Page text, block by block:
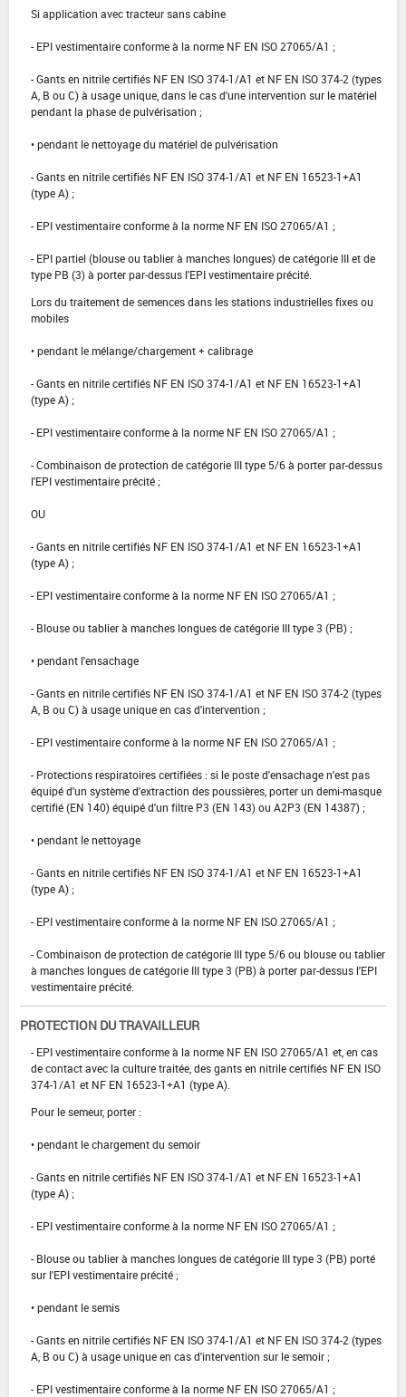
Si application avec tracteur sans cabine
- EPI vestimentaire conforme à la norme NF EN ISO 27065/A1 ;
- Gants en nitrile certifiés NF EN ISO 374-1/A1 et NF EN ISO 374-2 (types
A, B ou C) à usage unique, dans le cas d'une intervention sur le matériel
pendant la phase de pulvérisation ;
• pendant le nettoyage du matériel de pulvérisation
- Gants en nitrile certifiés NF EN ISO 374-1/A1 et NF EN 16523-1+A1
(type A) ;
- EPI vestimentaire conforme à la norme NF EN ISO 27065/A1 ;
- EPI partiel (blouse ou tablier à manches longues) de catégorie III et de
type PB (3) à porter par-dessus l'EPI vestimentaire précité.
Lors du traitement de semences dans les stations industrielles fixes ou
mobiles
• pendant le mélange/chargement + calibrage
- Gants en nitrile certifiés NF EN ISO 374-1/A1 et NF EN 16523-1+A1
(type A) ;
- EPI vestimentaire conforme à la norme NF EN ISO 27065/A1 ;
- Combinaison de protection de catégorie III type 5/6 à porter par-dessus
l'EPI vestimentaire précité ;
OU
- Gants en nitrile certifiés NF EN ISO 374-1/A1 et NF EN 16523-1+A1
(type A) ;
- EPI vestimentaire conforme à la norme NF EN ISO 27065/A1 ;
- Blouse ou tablier à manches longues de catégorie III type 3 (PB) ;
• pendant l'ensachage
- Gants en nitrile certifiés NF EN ISO 374-1/A1 et NF EN ISO 374-2 (types
A, B ou C) à usage unique en cas d'intervention ;
- EPI vestimentaire conforme à la norme NF EN ISO 27065/A1 ;
- Protections respiratoires certifiées : si le poste d'ensachage n'est pas
équipé d'un système d'extraction des poussières, porter un demi-masque
certifié (EN 140) équipé d'un filtre P3 (EN 143) ou A2P3 (EN 14387) ;
• pendant le nettoyage
- Gants en nitrile certifiés NF EN ISO 374-1/A1 et NF EN 16523-1+A1
(type A) ;
- EPI vestimentaire conforme à la norme NF EN ISO 27065/A1 ;
- Combinaison de protection de catégorie III type 5/6 ou blouse ou tablier
à manches longues de catégorie III type 3 (PB) à porter par-dessus l'EPI
vestimentaire précité.
PROTECTION DU TRAVAILLEUR
- EPI vestimentaire conforme à la norme NF EN ISO 27065/A1 et, en cas
de contact avec la culture traitée, des gants en nitrile certifiés NF EN ISO
374-1/A1 et NF EN 16523-1+A1 (type A).
Pour le semeur, porter :
• pendant le chargement du semoir
- Gants en nitrile certifiés NF EN ISO 374-1/A1 et NF EN 16523-1+A1
(type A) ;
- EPI vestimentaire conforme à la norme NF EN ISO 27065/A1 ;
- Blouse ou tablier à manches longues de catégorie III type 3 (PB) porté
sur l'EPI vestimentaire précité ;
• pendant le semis
- Gants en nitrile certifiés NF EN ISO 374-1/A1 et NF EN ISO 374-2 (types
A, B ou C) à usage unique en cas d'intervention sur le semoir ;
- EPI vestimentaire conforme à la norme NF EN ISO 27065/A1 ;